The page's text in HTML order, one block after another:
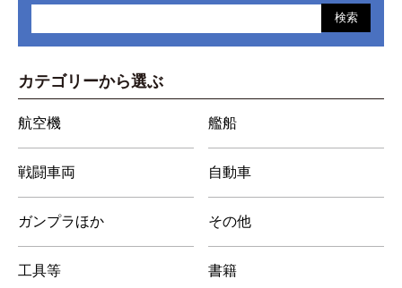
検索
カテゴリーから選ぶ
航空機 艦船
戦闘車両 自動車
ガンプラほか その他
工具等 書籍